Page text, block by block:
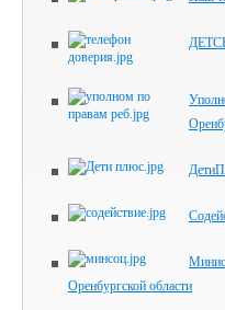
Оренбургской области